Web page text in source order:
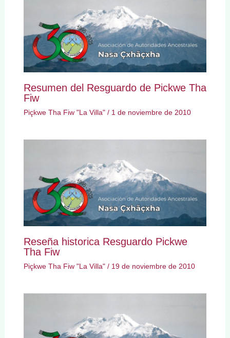
Resumen del Resguardo de Pickwe Tha
Fiw
Piçkwe Tha Fiw "La Villa"/ 1 de noviembre de 2010
Reseña historica Resguardo Pickwe
Tha Fiw
Piçkwe Tha Fiw "La Villa"/ 19 de noviembre de 2010